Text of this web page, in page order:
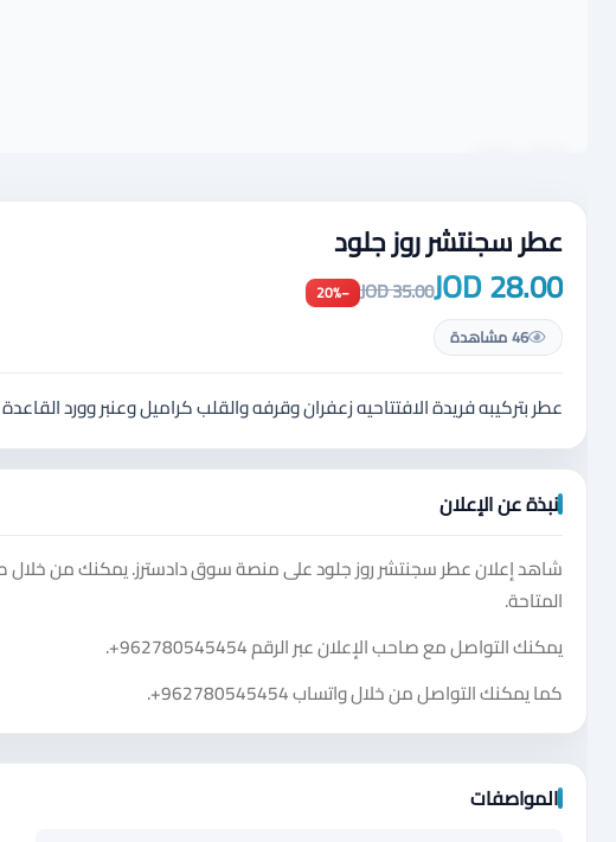
عطر سجنتشر روز جلود
28.00 JOD
35.00 JOD
−20%
46 مشاهدة
عطر بتركيبه فريدة الافتتاحيه زعفران وقرفه والقلب كراميل وعنبر وورد
نبذة عن الإعلان
شاهد إعلان عطر سجنتشر روز جلود على منصة سوق دادسترز. يمكنك من خلال
المتاحة.
يمكنك التواصل مع صاحب الإعلان عبر الرقم+962780545454
.
كما يمكنك التواصل من خلال واتساب+962780545454
.
المواصفات